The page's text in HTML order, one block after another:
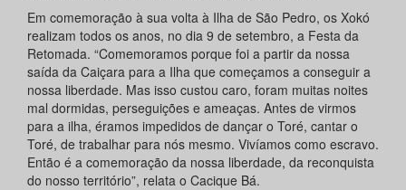
Em comemoração à sua volta à Ilha de São Pedro, os Xokó
realizam todos os anos, no dia 9 de setembro, a Festa da
Retomada. “Comemoramos porque foi a partir da nossa
saída da Caiçara para a Ilha que começamos a conseguir a
nossa liberdade. Mas isso custou caro, foram muitas noites
mal dormidas, perseguições e ameaças. Antes de virmos
para a ilha, éramos impedidos de dançar o Toré, cantar o
Toré, de trabalhar para nós mesmo. Vivíamos como escravo.
Então é a comemoração da nossa liberdade, da reconquista
do nosso território”, relata o Cacique Bá.